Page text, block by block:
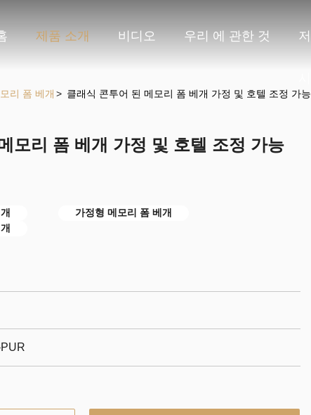
제품 소개 비디오 우리 에 관한 것
리 폼 베개 > 클래식 콘투어 된 메모리 폼 베개 가정 및 호텔 조정 가
모리 폼 베개 가정 및 호텔 조정 가능
가정형 메모리 폼 베개